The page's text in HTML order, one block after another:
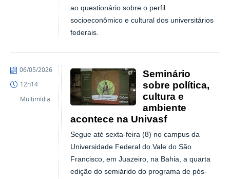
ao questionário sobre o perfil
socioeconômico e cultural dos universitários
federais.
Seminário
sobre política,
cultura e
ambiente
acontece na Univasf
Segue até sexta-feira (8) no campus da
Universidade Federal do Vale do São
Francisco, em Juazeiro, na Bahia, a quarta
edição do semiárido do programa de pós-
publicado
06/05/2026
12h14
Multimídia